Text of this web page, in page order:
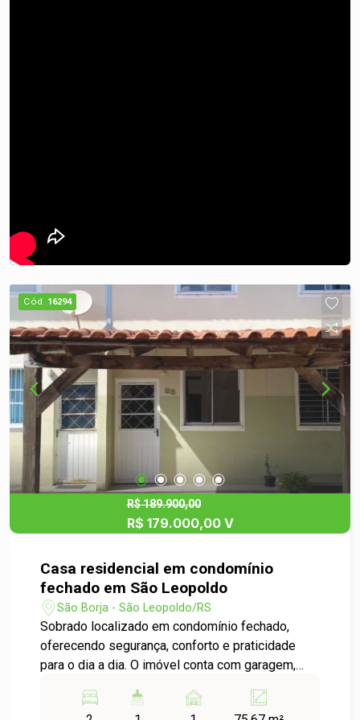
Cód. 16294
R$ 189.900,00
R$ 179.000,00 V
Casa residencial em condomínio
fechado em São Leopoldo
São Borja - São Leopoldo/RS
Sobrado localizado em condomínio fechado,
oferecendo segurança, conforto e praticidade
para o dia a dia. O imóvel conta com garagem,
bem distribuída. Na parte superior, possui 2